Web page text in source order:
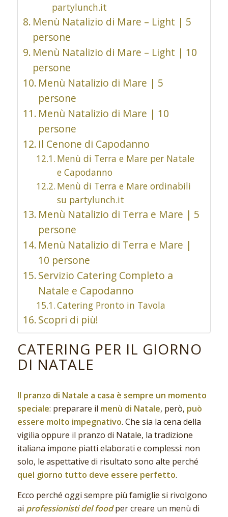
partylunch.it
Menù Natalizio di Mare – Light | 5
persone
Menù Natalizio di Mare – Light | 10
persone
Menù Natalizio di Mare | 5
persone
Menù Natalizio di Mare | 10
persone
Il Cenone di Capodanno
Menù di Terra e Mare per Natale
e Capodanno
Menù di Terra e Mare ordinabili
su partylunch.it
Menù Natalizio di Terra e Mare | 5
persone
Menù Natalizio di Terra e Mare |
10 persone
Servizio Catering Completo a
Natale e Capodanno
Catering Pronto in Tavola
Scopri di più!
CATERING PER IL GIORNO
DI NATALE
Il pranzo di Natale a casa è sempre un momento
speciale: preparare il menù di Natale, però, può
essere molto impegnativo. Che sia la cena della
vigilia oppure il pranzo di Natale, la tradizione
italiana impone piatti elaborati e complessi: non
solo, le aspettative di risultato sono alte perché
quel giorno tutto deve essere perfetto.
Ecco perché oggi sempre più famiglie si rivolgono
ai professionisti del food per creare un menù di